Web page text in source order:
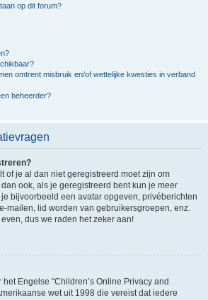
op dit forum?
omtrent misbruik en/of wettelijke kwesties in verband
beheerder?
of je al dan niet geregistreerd moet zijn om
ook, als je geregistreerd bent kun je meer
bijvoorbeeld een avatar opgeven, privéberichten
mailen, lid worden van gebruikersgroepen, enz.
dus we raden het zeker aan!
Engelse "Children’s Online Privacy and
wet uit 1998 die vereist dat iedere